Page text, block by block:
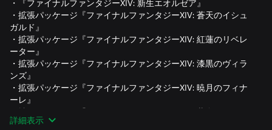
・『ファイナルファンタジーXIV: 新生エオルゼア』
・拡張パッケージ『ファイナルファンタジーXIV: 蒼天のイシュ
ガルド』
・拡張パッケージ『ファイナルファンタジーXIV: 紅蓮のリベレ
ーター』
・拡張パッケージ『ファイナルファンタジーXIV: 漆黒のヴィラ
ンズ』
・拡張パッケージ『ファイナルファンタジーXIV: 暁月のフィナ
ーレ』
・拡張パッケージ『ファイナルファンタジーXIV: 黄金のレガシ
ー』
詳細表示